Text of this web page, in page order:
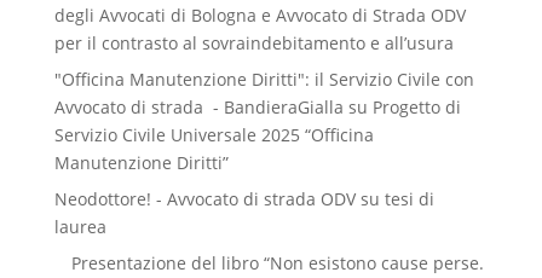
degli Avvocati di Bologna e Avvocato di Strada ODV
per il contrasto al sovraindebitamento e all’usura
"Officina Manutenzione Diritti": il Servizio Civile con
Avvocato di strada - BandieraGialla su Progetto di
Servizio Civile Universale 2025 “Officina
Manutenzione Diritti”
Neodottore! - Avvocato di strada ODVsu tesi di
laurea
Presentazione del libro “Non esistono cause perse.